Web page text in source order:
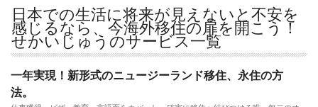
日本での生活に将来が見えないと不安を
感じるなら、今海外移住の扉を開こう！
せかいじゅうのサービス一覧
一年実現！新形式のニュージーランド移住、永住の方
法。